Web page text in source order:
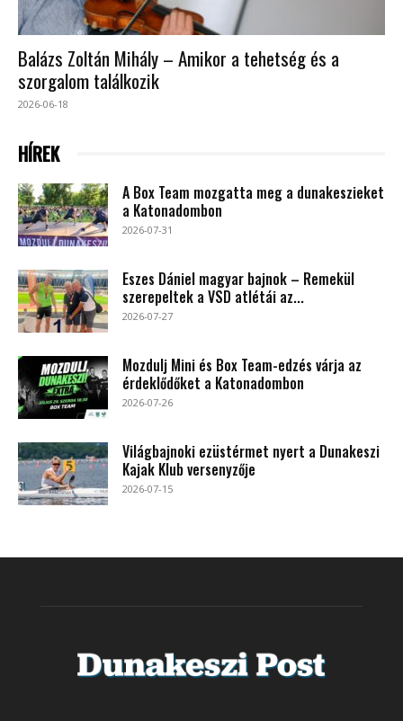
Balázs Zoltán Mihály – Amikor a tehetség és a
szorgalom találkozik
2026-06-18
HÍREK
A Box Team mozgatta meg a dunakeszieket
a Katonadombon
2026-07-31
Eszes Dániel magyar bajnok – Remekül
szerepeltek a VSD atlétái az...
2026-07-27
Mozdulj Mini és Box Team-edzés várja az
érdeklődőket a Katonadombon
2026-07-26
Világbajnoki ezüstérmet nyert a Dunakeszi
Kajak Klub versenyzője
2026-07-15